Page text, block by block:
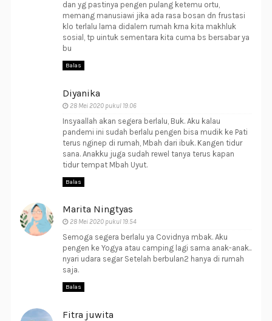
dan yg pastinya pengen pulang ketemu ortu,
memang manusiawi jika ada rasa bosan dn frustasi
klo terlalu lama didalem rumah krna kita makhluk
sosial, tp uintuk sementara kita cuma bs bersabar ya
bu
Balas
Diyanika
28 Mei 2020 pukul 19.06
Insyaallah akan segera berlalu, Buk. Aku kalau
pandemi ini sudah berlalu pengen bisa mudik ke Pati
terus nginep di rumah, Mbah dari ibuk. Kangen tidur
sana. Anakku juga sudah rewel tanya terus kapan
tidur tempat Mbah Uyut.
Balas
Marita Ningtyas
28 Mei 2020 pukul 19.54
Semoga segera berlalu ya Covidnya mbak. Aku
pengen ke Yogya atau camping lagi sama anak-anak..
nyari udara segar Setelah berbulan2 hanya di rumah
saja.
Balas
Fitra juwita